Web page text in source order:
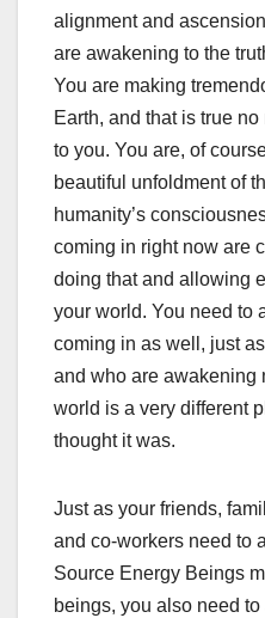
alignment and
are awakening to the
You are making
Earth, and that is true
to you. You are, of
beautiful unfoldment of
humanity’s
coming in right now are
doing that and allowing
your world. You need to
coming in as well, just
and who are awakening
world is a very different
thought it was.
Just as your friends,
and co-workers need to
Source Energy Beings
beings, you also need